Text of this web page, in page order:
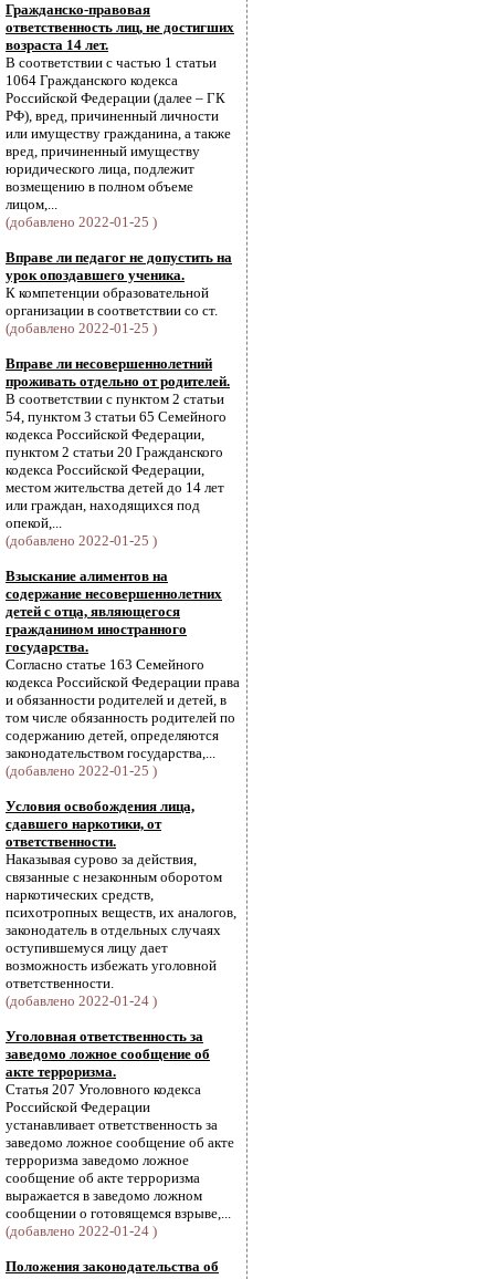
Гражданско-правовая
ответственность лиц, не достигших
возраста 14 лет.
В соответствии с частью 1 статьи
1064 Гражданского кодекса
Российской Федерации (далее – ГК
РФ), вред, причиненный личности
или имуществу гражданина, а также
вред, причиненный имуществу
юридического лица, подлежит
возмещению в полном объеме
лицом,...
(добавлено 2022-01-25 )
Вправе ли педагог не допустить на
урок опоздавшего ученика.
К компетенции образовательной
организации в соответствии со ст.
(добавлено 2022-01-25 )
Вправе ли несовершеннолетний
проживать отдельно от родителей.
В соответствии с пунктом 2 статьи
54, пунктом 3 статьи 65 Семейного
кодекса Российской Федерации,
пунктом 2 статьи 20 Гражданского
кодекса Российской Федерации,
местом жительства детей до 14 лет
или граждан, находящихся под
опекой,...
(добавлено 2022-01-25 )
Взыскание алиментов на
содержание несовершеннолетних
детей с отца, являющегося
гражданином иностранного
государства.
Согласно статье 163 Семейного
кодекса Российской Федерации права
и обязанности родителей и детей, в
том числе обязанность родителей по
содержанию детей, определяются
законодательством государства,...
(добавлено 2022-01-25 )
Условия освобождения лица,
сдавшего наркотики, от
ответственности.
Наказывая сурово за действия,
связанные с незаконным оборотом
наркотических средств,
психотропных веществ, их аналогов,
законодатель в отдельных случаях
оступившемуся лицу дает
возможность избежать уголовной
ответственности.
(добавлено 2022-01-24 )
Уголовная ответственность за
заведомо ложное сообщение об
акте терроризма.
Статья 207 Уголовного кодекса
Российской Федерации
устанавливает ответственность за
заведомо ложное сообщение об акте
терроризма заведомо ложное
сообщение об акте терроризма
выражается в заведомо ложном
сообщении о готовящемся взрыве,...
(добавлено 2022-01-24 )
Положения законодательства об